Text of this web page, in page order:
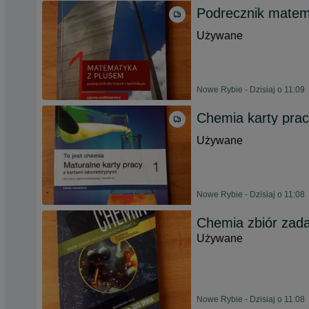
Podrecznik
Używane
Nowe Rybie - Dzisiaj o 11:09
Chemia karty
Używane
Nowe Rybie - Dzisiaj o 11:08
Chemia zbiór
Używane
Nowe Rybie - Dzisiaj o 11:08